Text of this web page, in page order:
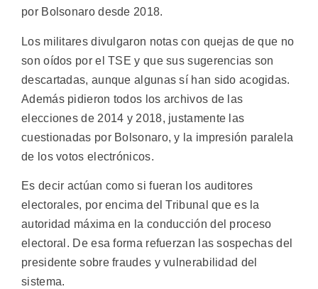
por Bolsonaro desde 2018.
Los militares divulgaron notas con quejas de que no
son oídos por el TSE y que sus sugerencias son
descartadas, aunque algunas sí han sido acogidas.
Además pidieron todos los archivos de las
elecciones de 2014 y 2018, justamente las
cuestionadas por Bolsonaro, y la impresión paralela
de los votos electrónicos.
Es decir actúan como si fueran los auditores
electorales, por encima del Tribunal que es la
autoridad máxima en la conducción del proceso
electoral. De esa forma refuerzan las sospechas del
presidente sobre fraudes y vulnerabilidad del
sistema.